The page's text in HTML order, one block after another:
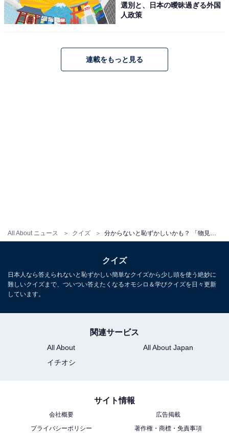
All About ニュース クイズ
じっくり考えてみて！ 「運〇天賦」〇に入るのは何でし
ょう【四字熟語穴埋めクイズ】
選別と、日本の曖昧過ぎる外国
人政策
連載をもっと見る
クイズ
日本人なら答えられないと恥ずかしい簡単なクイズから少し頭を使う絶妙に
難しいクイズまで、ついつい答えたくなるオモシロ＆学びクイズを日々更新
しています。
関連サービス
All About
All About Japan
イチオシ
サイト情報
会社概要
広告掲載
プライバシーポリシー
著作権・商標・免責事項